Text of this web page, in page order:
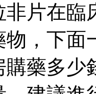
非片在
，下面
藥多少